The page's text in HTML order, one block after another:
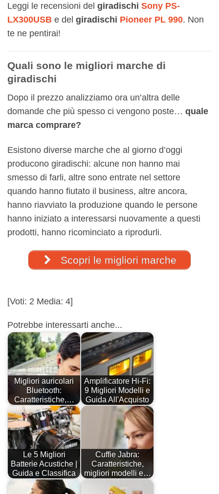
Leggi le recensioni del giradischi Sony PS-
LX300USB e del giradischi Pioneer PL 990. Non
te ne pentirai!
Quali sono le migliori marche di
giradischi
Dopo il prezzo analizziamo ora un’altra delle
domande che più spesso ci vengono poste… quale
marca comprare?
Esistono diverse marche che al giorno d’oggi
producono giradischi: alcune non hanno mai
smesso di farli, altre sono entrate nel settore
quando hanno fiutato il business, altre ancora,
hanno riavviato la produzione quando le persone
hanno iniziato a interessarsi nuovamente a questi
prodotti, hanno ricominciato a riprodurli.
Scopri le migliori marche
[Voti: 2 Media: 4]
Potrebbe interessarti anche...
Migliori auricolari
Bluetooth:
Caratteristiche,…
Amplificatore Hi-Fi:
9 Migliori Modelli e
Guida All'Acquisto
Le 5 Migliori
Batterie Acustiche |
Guida e Classifica
Cuffie Jabra:
Caratteristiche,
migliori modelli e…